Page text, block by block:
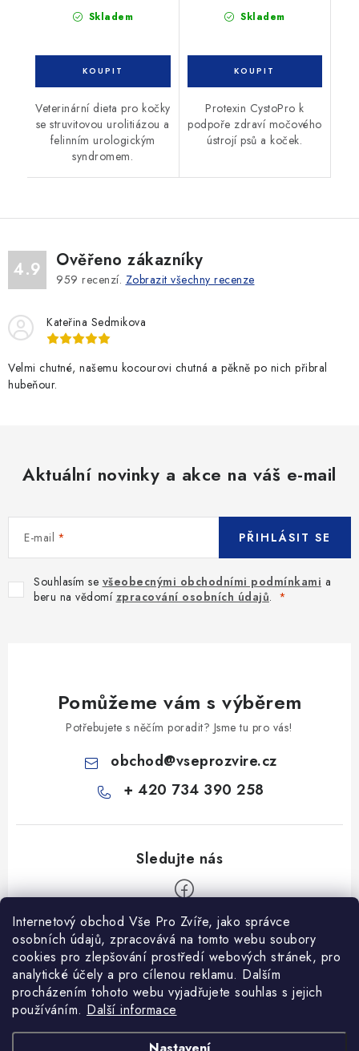
Internetový obchod Vše Pro Zvíře, jako správce
osobních údajů, zpracovává na tomto webu soubory
cookies pro zlepšování prostředí webových stránek, pro
analytické účely a pro cílenou reklamu. Dalším
procházením tohoto webu vyjadřujete souhlas s jejich
používáním. Další informace
Skladem
Veterinární dieta pro kočky
se struvitovou urolitiázou a
felinním urologickým
syndromem.
Skladem
Protexin CystoPro k
podpoře zdraví močového
ústrojí psů a koček.
4.9 Ověřeno zákazníky
959 recenzí. Zobrazit všechny recenze
Kateřina Sedmikova
Velmi chutné, našemu kocourovi chutná a pěkně po nich přibral
hubeňour.
Aktuální novinky a akce na váš e-mail
E-mail
Souhlasím se všeobecnými obchodními podmínkami a
beru na vědomí zpracování osobních údajů.
PŘIHLÁSIT SE
Pomůžeme vám s výběrem
Potřebujete s něčím poradit? Jsme tu pro vás!
obchod@vseprozvire.cz
+ 420 734 390 258
Informace pro Vás
Ceník dopravy
Kontakty
Heuréka recenze